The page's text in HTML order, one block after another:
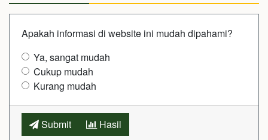
Apakah informasi di website ini mudah dipahami?
Ya, sangat mudah
Cukup mudah
Kurang mudah
Submit Hasil